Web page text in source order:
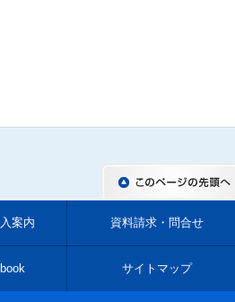
案内 資料請求・問合せ
サイトマップ